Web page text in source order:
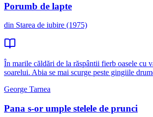
Porumb de lapte
din Starea de iubire (1975)
În marile căldări de la răspântii fierb oasele cu
soarelui. Abia se mai scurge peste gingiile
George Tarnea
Pana s-or umple stelele de prunci